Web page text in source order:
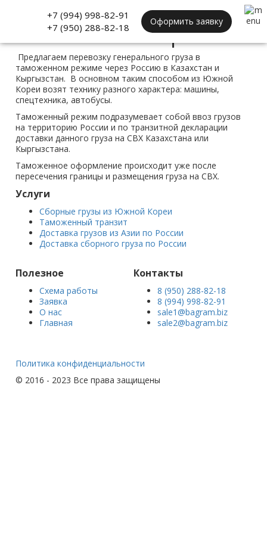
+7 (994) 998-82-91
+7 (950) 288-82-18
Оформить заявку
Таможенный транзит
Предлагаем перевозку генерального груза в
таможенном режиме через Россию в Казахстан и
Кыргызстан. В основном таким способом из Южной
Кореи возят технику разного характера: машины,
спецтехника, автобусы.
Таможенный режим подразумевает собой ввоз грузов
на территорию России и по транзитной декларации
доставки данного груза на СВХ Казахстана или
Кыргызстана.
Таможенное оформление происходит уже после
пересечения границы и размещения груза на СВХ.
Услуги
Сборные грузы из Южной Кореи
Таможенный транзит
Доставка грузов из Азии по России
Доставка сборного груза по России
Полезное
Схема работы
Заявка
О нас
Главная
Контакты
8 (950) 288-82-18
8 (994) 998-82-91
sale1@bagram.biz
sale2@bagram.biz
Политика конфиденциальности
© 2016 - 2023 Все права защищены